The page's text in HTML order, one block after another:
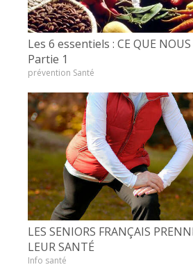
Les 6 essentiels : CE QUE
Partie 1
prévention Santé
LES SENIORS FRANÇAIS
LEUR SANTÉ
Info santé